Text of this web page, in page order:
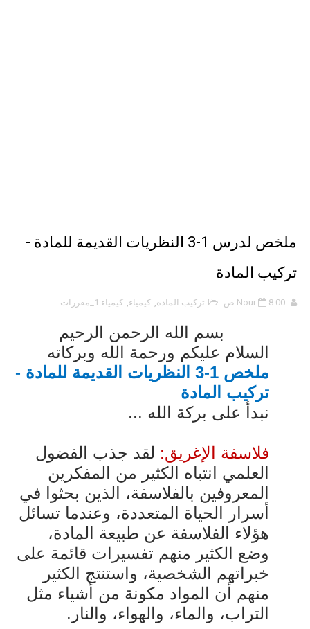
ملخص لدرس 1-3 النظريات القديمة للمادة -
تركيب المادة
Nour 8:00 ص تركيب المادة, كيمياء, كيمياء 1_مقررات
بسم الله الرحمن الرحيم
السلام عليكم ورحمة الله وبركاته
ملخص 1
-3
النظريات القديمة للمادة -
تركيب المادة
نبدأ على بركة الله ...
فلاسفة الإغريق: لقد جذب الفضول
العلمي انتباه الكثير من المفكرين
المعروفين بالفلاسفة، الذين بحثوا في
أسرار الحياة المتعددة، وعندما تسائل
هؤلاء الفلاسفة عن طبيعة المادة،
وضع الكثير منهم تفسيرات قائمة على
خبراتهم الشخصية، واستنتج
الكثير
منهم أن المواد مكونة من أشياء مثل
التراب، والماء، والهواء، والنار.